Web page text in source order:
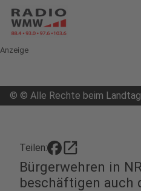
Anzeige
© © Alle Rechte beim
Teilen: open_in_new
Bürgerwehren in
beschäftigen auch